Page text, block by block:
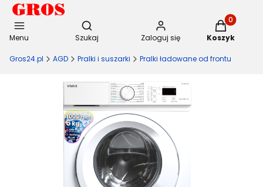
Menu
Otwórz wyszukiwarkę
Szukaj Zaloguj się
Produkty
Koszyk
Gros24.pl AGD Pralki i suszarki Pralki ładowane od frontu